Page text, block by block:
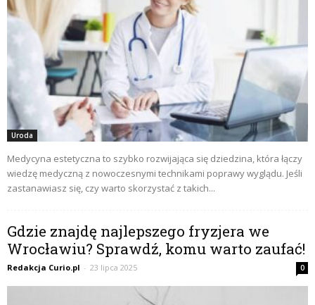
Uroda
Medycyna estetyczna to szybko rozwijająca się dziedzina, która łączy
wiedzę medyczną z nowoczesnymi technikami poprawy wyglądu. Jeśli
zastanawiasz się, czy warto skorzystać z takich...
Gdzie znajdę najlepszego fryzjera we
Wrocławiu? Sprawdź, komu warto zaufać!
Redakcja Curio.pl - 23 lipca 2025 0